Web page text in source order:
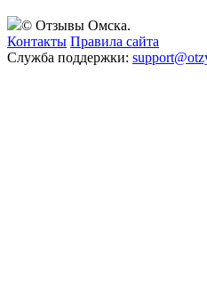
© Отзывы Омска.
Контакты Правила сайта
Служба поддержки: